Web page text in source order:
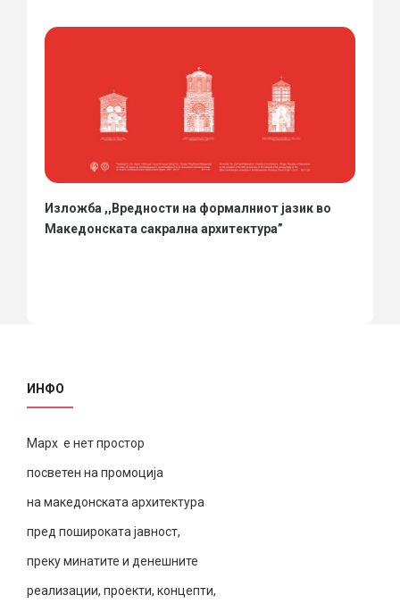
Изложба ,,Вредности на формалниот јазик во
Македонската сакрална архитектура”
ИНФО
Марх е нет простор
посветен на промоција
на македонската архитектура
пред пошироката јавност,
преку минатите и денешните
реализации, проекти, концепти,